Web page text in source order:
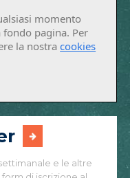
momento
pagina. Per
la nostracookies
e le altre